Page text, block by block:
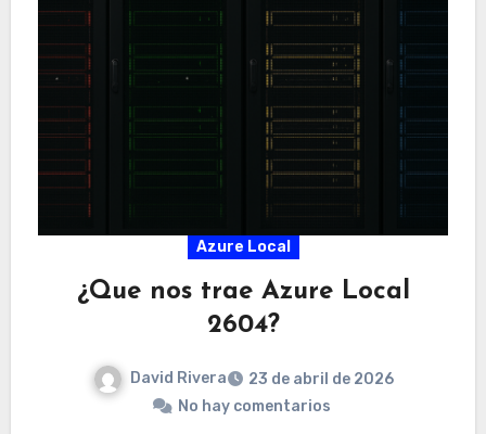
Azure Local
¿Que nos trae Azure Local
2604?
David Rivera
23 de abril de 2026
No hay comentarios